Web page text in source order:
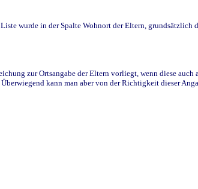
wurde in der Spalte Wohnort der Eltern, grundsätzlich
zur Ortsangabe der Eltern vorliegt, wenn diese auch
kann man aber von der Richtigkeit dieser